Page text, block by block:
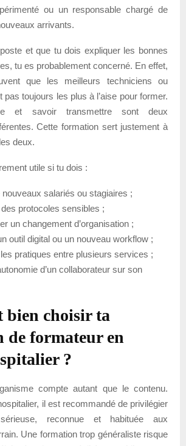
ou un responsable chargé de
arrivants.
et que tu dois expliquer les bonnes
tu es probablement concerné. En effet,
que les meilleurs techniciens ou
pas toujours les plus à l’aise pour former.
et savoir transmettre sont deux
Cette formation sert justement à
deux.
utile si tu dois :
salariés ou stagiaires ;
protocoles sensibles ;
un changement d’organisation ;
outil digital ou un nouveau workflow ;
pratiques entre plusieurs services ;
d’un collaborateur sur son
bien choisir ta
de formateur en
?
compte autant que le contenu.
il est recommandé de privilégier
reconnue et habituée aux
Une formation trop généraliste risque